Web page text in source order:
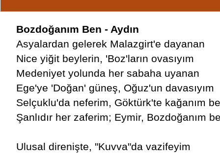
Bozdoğanım Ben - Aydın
Asyalardan gelerek Malazgirt'e dayanan
Nice yiğit beylerin, 'Boz'ların ovasıyım
Medeniyet yolunda her sabaha uyanan
Ege'ye 'Doğan' güneş, Oğuz'un davasıyım
Selçuklu'da neferim, Göktürk'te kağanım
Şanlıdır her zaferim; Eymir, Bozdoğanım
Ulusal direnişte, "Kuvva"da vazifeyim